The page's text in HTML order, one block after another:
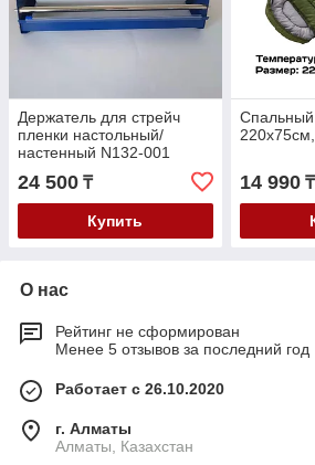
Держатель для стрейч
пленки настольный/
настенный N132-001
24 500 ₸
Купить
220х75см,
14 990₸
О нас
Рейтинг не сформирован
Менее 5 отзывов за последний год
Работает с 26.10.2020
г. Алматы
Алматы, Казахстан